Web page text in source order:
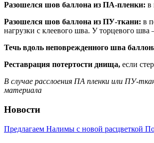
Разошелся шов баллона из ПА-пленки: в
Разошелся шов баллона из ПУ-ткани: в
нагрузки с клеевого шва. У торцевого
Течь вдоль неповрежденного шва
Реставрация потертости днища, если
В случае расслоения ПА пленки или ПУ-
материала
Новости
Предлагаем Налимы с новой расцветкой